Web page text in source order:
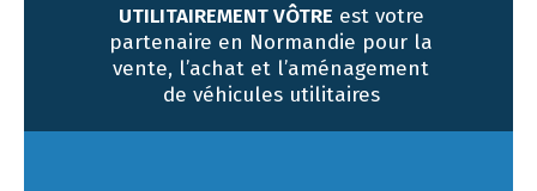
UTILITAIREMENT VÔTRE est votre
partenaire en Normandie pour la
vente, l’achat et l’aménagement
de véhicules utilitaires